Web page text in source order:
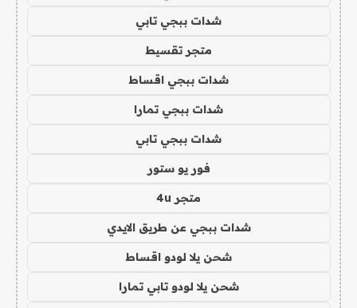
شدات ببجي تابي
متجر تقسيط
شدات ببجي اقساط
شدات ببجي تمارا
شدات ببجي تابي
فور يو ستور
متجر 4u
شدات ببجي عن طريق الايدي
شحن يلا لودو اقساط
شحن يلا لودو تابي تمارا